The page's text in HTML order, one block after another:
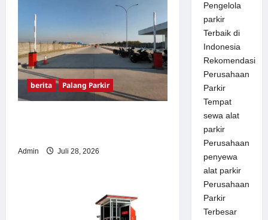
berita Palang Parkir
Admin Juli 28, 2026
Pengelola
parkir
Terbaik di
Indonesia
Rekomendasi
Perusahaan
Parkir
Tempat
sewa alat
parkir
Perusahaan
penyewa
alat parkir
Perusahaan
Parkir
Terbesar